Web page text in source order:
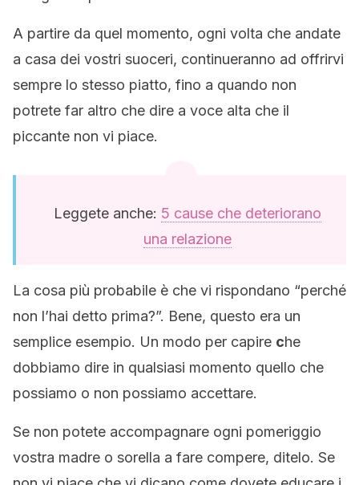
A partire da quel momento, ogni volta che andate
a casa dei vostri suoceri, continueranno ad offrirvi
sempre lo stesso piatto, fino a quando non
potrete far altro che dire a voce alta che il
piccante non vi piace.
Leggete anche: 5 cause che deteriorano
una relazione
La cosa più probabile è che vi rispondano “perché
non l’hai detto prima?”. Bene, questo era un
semplice esempio. Un modo per capire che
dobbiamo dire in qualsiasi momento quello che
possiamo o non possiamo accettare.
Se non potete accompagnare ogni pomeriggio
vostra madre o sorella a fare compere, ditelo. Se